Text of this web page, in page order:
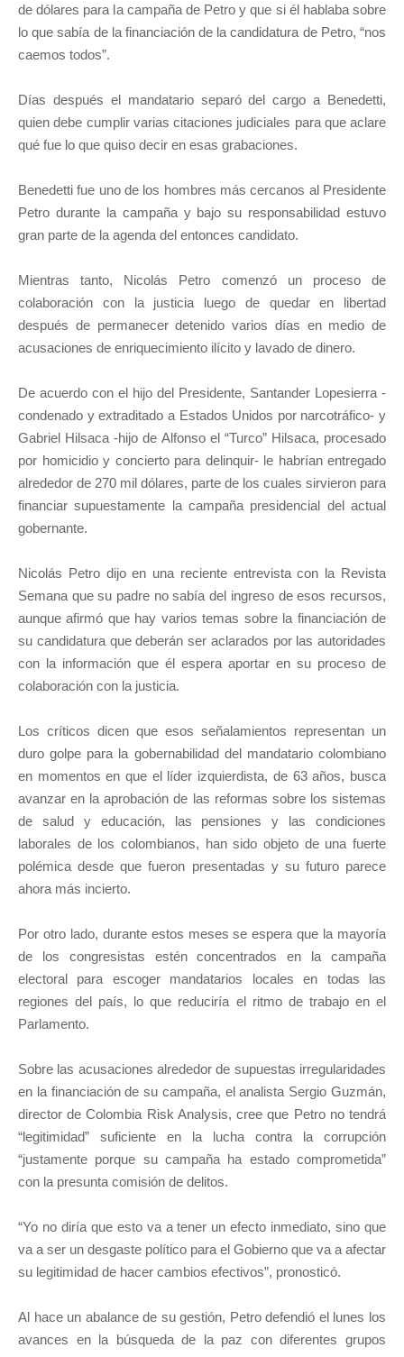
de dólares para la campaña de Petro y que si él hablaba sobre
lo que sabía de la financiación de la candidatura de Petro, “nos
caemos todos”.
Días después el mandatario separó del cargo a Benedetti,
quien debe cumplir varias citaciones judiciales para que aclare
qué fue lo que quiso decir en esas grabaciones.
Benedetti fue uno de los hombres más cercanos al Presidente
Petro durante la campaña y bajo su responsabilidad estuvo
gran parte de la agenda del entonces candidato.
Mientras tanto, Nicolás Petro comenzó un proceso de
colaboración con la justicia luego de quedar en libertad
después de permanecer detenido varios días en medio de
acusaciones de enriquecimiento ilícito y lavado de dinero.
De acuerdo con el hijo del Presidente, Santander Lopesierra -
condenado y extraditado a Estados Unidos por narcotráfico- y
Gabriel Hilsaca -hijo de Alfonso el “Turco” Hilsaca, procesado
por homicidio y concierto para delinquir- le habrían entregado
alrededor de 270 mil dólares, parte de los cuales sirvieron para
financiar supuestamente la campaña presidencial del actual
gobernante.
Nicolás Petro dijo en una reciente entrevista con la Revista
Semana que su padre no sabía del ingreso de esos recursos,
aunque afirmó que hay varios temas sobre la financiación de
su candidatura que deberán ser aclarados por las autoridades
con la información que él espera aportar en su proceso de
colaboración con la justicia.
Los críticos dicen que esos señalamientos representan un
duro golpe para la gobernabilidad del mandatario colombiano
en momentos en que el líder izquierdista, de 63 años, busca
avanzar en la aprobación de las reformas sobre los sistemas
de salud y educación, las pensiones y las condiciones
laborales de los colombianos, han sido objeto de una fuerte
polémica desde que fueron presentadas y su futuro parece
ahora más incierto.
Por otro lado, durante estos meses se espera que la mayoría
de los congresistas estén concentrados en la campaña
electoral para escoger mandatarios locales en todas las
regiones del país, lo que reduciría el ritmo de trabajo en el
Parlamento.
Sobre las acusaciones alrededor de supuestas irregularidades
en la financiación de su campaña, el analista Sergio Guzmán,
director de Colombia Risk Analysis, cree que Petro no tendrá
“legitimidad” suficiente en la lucha contra la corrupción
“justamente porque su campaña ha estado comprometida”
con la presunta comisión de delitos.
“Yo no diría que esto va a tener un efecto inmediato, sino que
va a ser un desgaste político para el Gobierno que va a afectar
su legitimidad de hacer cambios efectivos”, pronosticó.
Al hace un abalance de su gestión, Petro defendió el lunes los
avances en la búsqueda de la paz con diferentes grupos